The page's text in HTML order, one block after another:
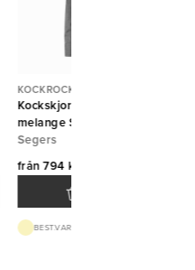
KOCKROCKAR
Kockskjorta 1109 unisex grå
melange Segers
Segers
från794 kr/st
BEST.VARA 1-2V